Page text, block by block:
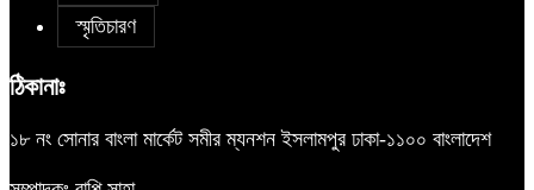
স্মৃতিচারণ
ঠিকানাঃ
১৮ নং সোনার বাংলা মার্কেট সমীর ম্যনশন ইসলামপুর ঢাকা-১১০০ বাংলাদেশ